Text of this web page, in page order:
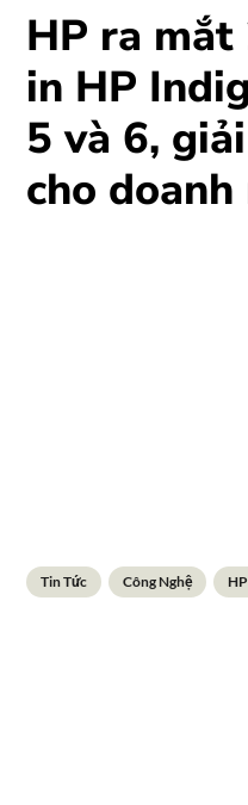
HP ra
in HP
5 và 6,
cho
Tin Tức Công Nghệ HP